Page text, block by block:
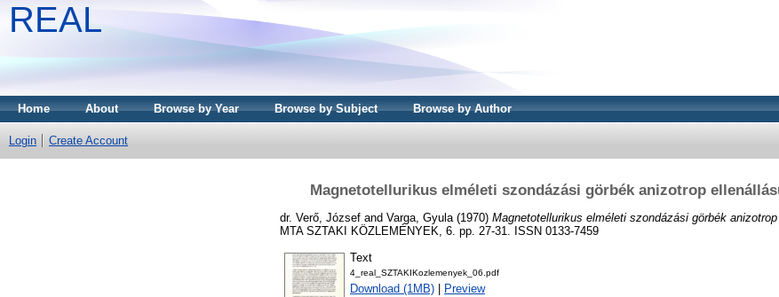
REAL
Home About Browse by Year Browse by Subject Browse by Author
Login Create Account
Magnetotellurikus elméleti szondázási görbék anizotrop
dr. Verő, József and Varga, Gyula (1970) Magnetotellurikus elméleti szondázási görbék
MTA SZTAKI KÖZLEMÉNYEK, 6. pp. 27-31. ISSN 0133-7459
Text
4_real_SZTAKIKozlemenyek_06.pdf
Download (1MB) Preview